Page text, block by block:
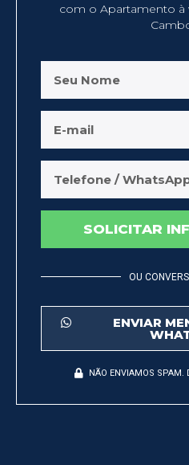
com o Apartamento à
SOLICITAR
OU
ENVIAR
NÃO ENVIAMOS SPAM.